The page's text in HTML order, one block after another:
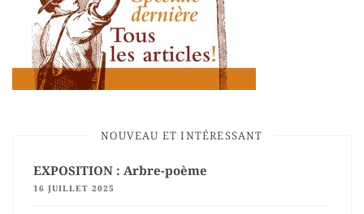
NOUVEAU ET INTÉRESSANT
EXPOSITION : Arbre-poème
16 JUILLET 2025